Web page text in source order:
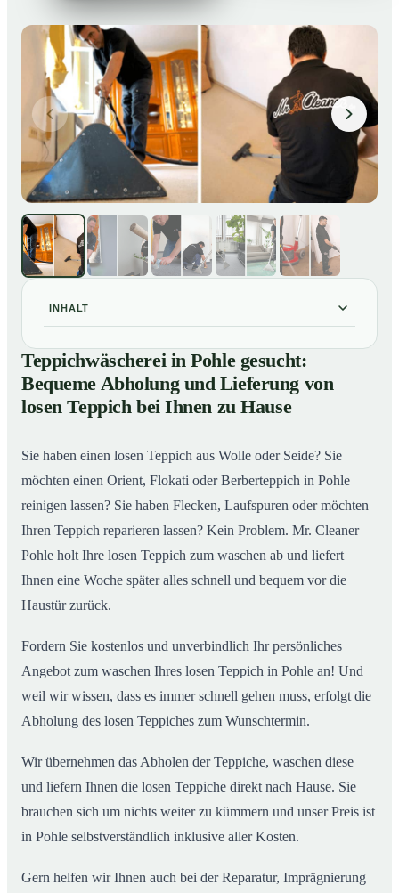
INHALT
01Teppichwäscherei in Pohle gesucht: Bequeme
Abholung und Lieferung von losen Teppich bei Ihnen
zu Hause
02 Einblick in unsere Teppichwäscherei in Pohle
Teppichwäscherei in Pohle gesucht:
Bequeme Abholung und Lieferung von
losen Teppich bei Ihnen zu Hause
Sie haben einen losen Teppich aus Wolle oder Seide? Sie
möchten einen Orient, Flokati oder Berberteppich in Pohle
reinigen lassen? Sie haben Flecken, Laufspuren oder möchten
Ihren Teppich reparieren lassen? Kein Problem. Mr. Cleaner
Pohle holt Ihre losen Teppich zum waschen ab und liefert
Ihnen eine Woche später alles schnell und bequem vor die
Haustür zurück.
Fordern Sie kostenlos und unverbindlich Ihr persönliches
Angebot zum waschen Ihres losen Teppich in Pohle an! Und
weil wir wissen, dass es immer schnell gehen muss, erfolgt die
Abholung des losen Teppiches zum Wunschtermin.
Wir übernehmen das Abholen der Teppiche, waschen diese
und liefern Ihnen die losen Teppiche direkt nach Hause. Sie
brauchen sich um nichts weiter zu kümmern und unser Preis ist
in Pohle selbstverständlich inklusive aller Kosten.
Gern helfen wir Ihnen auch bei der Reparatur, Imprägnierung